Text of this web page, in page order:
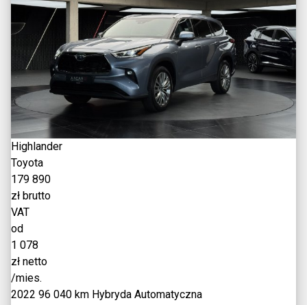
Highlander
Toyota
179 890
zł brutto
VAT
od
1 078
zł netto
/mies.
2022 96 040 km Hybryda Automatyczna